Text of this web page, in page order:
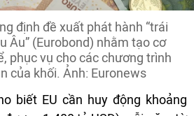
định đề xuất phát hành “trái
Âu” (Eurobond) nhằm tạo cơ
phục vụ cho các chương trình
của khối. Ảnh: Euronews
biết EU cần huy động khoảng